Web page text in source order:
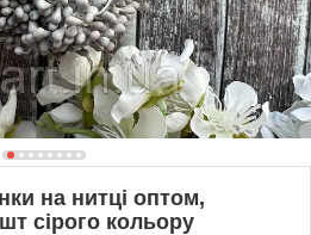
на нитці оптом,
сірого кольору